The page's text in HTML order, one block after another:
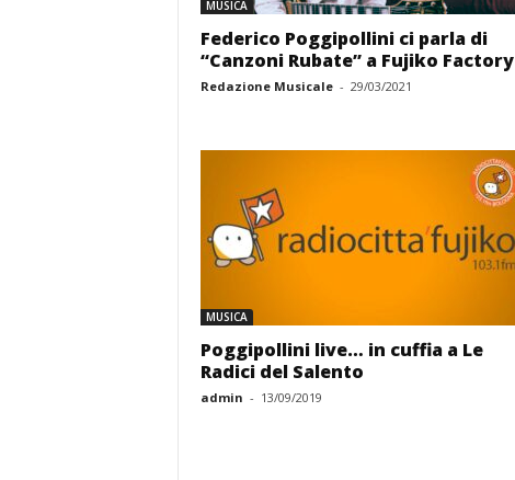
MUSICA
Federico Poggipollini ci parla di
“Canzoni Rubate” a Fujiko Factory
Redazione Musicale - 29/03/2021
MUSICA
Poggipollini live… in cuffia a Le
Radici del Salento
admin - 13/09/2019